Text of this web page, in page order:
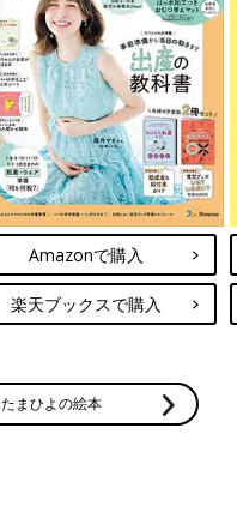
Amazonで購入
楽天ブックスで購入
たまひよの絵本